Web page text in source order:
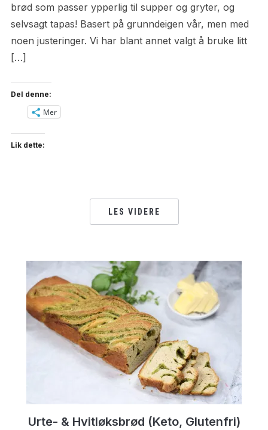
brød som passer ypperlig til supper og gryter, og
selvsagt tapas! Basert på grunndeigen vår, men med
noen justeringer. Vi har blant annet valgt å bruke litt
[…]
Del denne:
Mer
Lik dette:
LES VIDERE
Urte- & Hvitløksbrød (Keto, Glutenfri)